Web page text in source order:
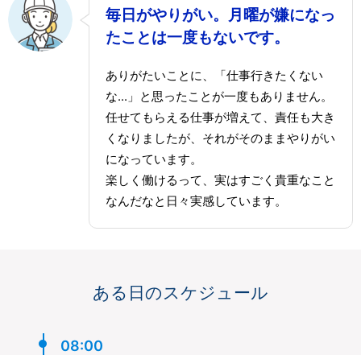
毎日がやりがい。月曜が嫌になっ
たことは一度もないです。
ありがたいことに、「仕事行きたくない
な...」と思ったことが一度もありません。
任せてもらえる仕事が増えて、責任も大き
くなりましたが、それがそのままやりがい
になっています。
楽しく働けるって、実はすごく貴重なこと
なんだなと日々実感しています。
ある日のスケジュール
08:00